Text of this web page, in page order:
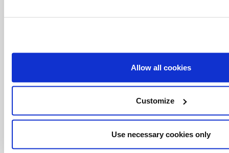
Allow all cookies
Customize
Use necessary cookies only
青年接近天主和希望他們幸福快樂上極具現實意